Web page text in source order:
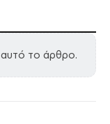
αυτό το άρθρο.